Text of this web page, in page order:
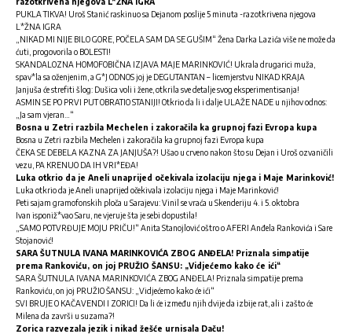
PUKLA TIKVA! Uroš Stanić raskinuo sa Dejanom poslije 5 minuta -razotkrivena njegova
L*ŽNA IGRA
„NIKAD MI NIJE BILO GORE, POČELA SAM DA SE GUŠIM“ Žena Darka Lazića više ne može da
ćuti, progovorila o BOLESTI!
SKANDALOZNA HOMOFOBIČNA IZJAVA MAJE MARINKOVIĆ! Ukrala drugarici muža,
spav*la sa oženjenim, a G*J ODNOS joj je DEGUTANTAN – licemjerstvu NIKAD KRAJA
Janjuša će strefiti šlog: Dušica voli i žene, otkrila sve detalje svog eksperimentisanja!
ASMIN SE PO PRVI PUT OBRATIO STANIJI! Otkrio da li i dalje ULAŽE NADE u njihov odnos:
„Ja sam vjeran…“
Bosna u Zetri razbila Mechelen i zakoračila ka grupnoj fazi Evropa kupa
Bosna u Zetri razbila Mechelen i zakoračila ka grupnoj fazi Evropa kupa
ČEKA SE DEBELA KAZNA ZA JANJUŠA?! Ušao u crveno nakon što su Dejan i Uroš ozvaničili
vezu, PA KRENUO DA IH VRI*EĐA!
Luka otkrio da je Aneli unaprijed očekivala izolaciju njega i Maje Marinković!
Luka otkrio da je Aneli unaprijed očekivala izolaciju njega i Maje Marinković!
Peti sajam gramofonskih ploča u Sarajevu: Vinil se vraća u Skenderiju 4. i 5. oktobra
Ivan isponiž*vao Saru, ne vjeruje šta je sebi dopustila!
„SAMO POTVRĐUJE MOJU PRIČU!“ Anita Stanojlović oštro o AFERI Anđela Rankovića i Sare
Stojanović!
SARA ŠUTNULA IVANA MARINKOVIĆA ZBOG ANĐELA! Priznala simpatije
prema Rankoviću, on joj PRUŽIO ŠANSU: „Vidjećemo kako će ići“
SARA ŠUTNULA IVANA MARINKOVIĆA ZBOG ANĐELA! Priznala simpatije prema
Rankoviću, on joj PRUŽIO ŠANSU: „Vidjećemo kako će ići“
SVI BRUJE O KAČAVENDI I ZORICI! Da li će između njih dvije da izbije rat, ali i zašto će
Milena da završi u suzama?!
Zorica razvezala jezik i nikad žešće urnisala Daču!